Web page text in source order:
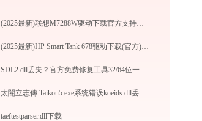
(2025最新)联想M7288W驱动下载官方支持Win10/Win11
(2025最新)HP Smart Tank 678驱动下载(官方) Win10/Win11支持
SDL2.dll丢失？官方免费修复工具32/64位一键修复
太閤立志傳 Taikou5.exe系统错误koeids.dll丢失如何解决
taeftestparser.dll下载